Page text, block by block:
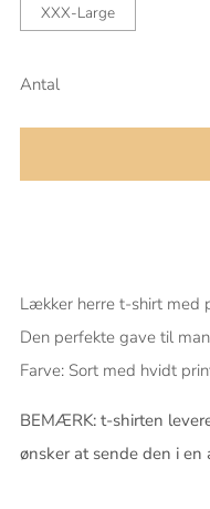
XXX-Large
Antal
Lækker herre t-shirt med
Den perfekte gave til
Farve: Sort med hvidt
BEMÆRK: t-shirten
ønsker at sende den i